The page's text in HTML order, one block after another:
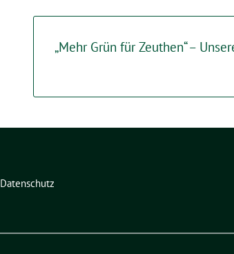
„Mehr Grün für Zeuthen“ –
Datenschutz